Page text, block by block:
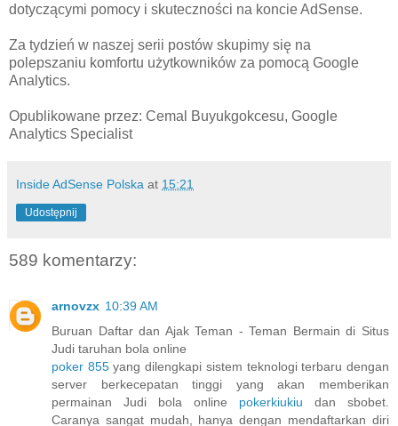
dotyczącymi pomocy i skuteczności na koncie AdSense.
Za tydzień w naszej serii postów skupimy się na
polepszaniu komfortu użytkowników za pomocą Google
Analytics.
Opublikowane przez: Cemal Buyukgokcesu, Google
Analytics Specialist
Inside AdSense Polska at 15:21
Udostępnij
589 komentarzy:
arnovzx 10:39 AM
Buruan Daftar dan Ajak Teman - Teman Bermain di Situs
Judi taruhan bola online
poker 855yang dilengkapi sistem teknologi terbaru dengan
server berkecepatan tinggi yang akan memberikan
permainan Judi bola online pokerkiukiu dan sbobet.
Caranya sangat mudah, hanya dengan mendaftarkan diri